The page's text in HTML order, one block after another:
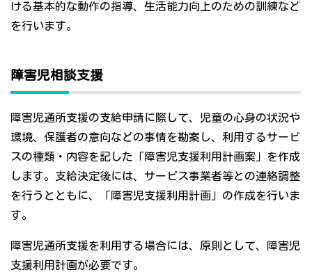
ける基本的な動作の指導、生活能力向上のための訓練など
を行います。
障害児相談支援
障害児通所支援の支給申請に際して、児童の心身の状況や
環境、保護者の意向などの事情を勘案し、利用するサービ
スの種類・内容を記した「障害児支援利用計画案」を作成
します。支給決定後には、サービス事業者等との連絡調整
を行うとともに、「障害児支援利用計画」の作成を行いま
す。
障害児通所支援を利用する場合には、原則として、障害児
支援利用計画が必要です。